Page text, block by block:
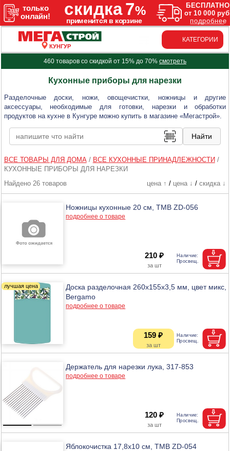
КУНГУР
КАТЕГОРИИ
460 товаров со скидкой от 15% до 70% смотреть
Кухонные приборы для нарезки
Разделочные доски, ножи, овощечистки, ножницы и другие
аксессуары, необходимые для готовки, нарезки и обработки
продуктов на кухне в Кунгуре можно купить в магазине «Мегастрой».
ВСЕ ТОВАРЫ ДЛЯ ДОМА/ ВСЕ КУХОННЫЕ ПРИНАДЛЕЖНОСТИ /
КУХОННЫЕ ПРИБОРЫ ДЛЯ НАРЕЗКИ
Найдено 26 товаров
цена ↑ / цена ↓ / скидка ↓
Ножницы кухонные 20 см, ТМВ ZD-056
подробнее о товаре
210 ₽
Доска разделочная 260x155x3,5 мм, цвет микс,
Bergamo
подробнее о товаре
159 ₽
Держатель для нарезки лука, 317-853
подробнее о товаре
120 ₽
Яблокочистка 17,8х10 см, ТМВ ZD-054